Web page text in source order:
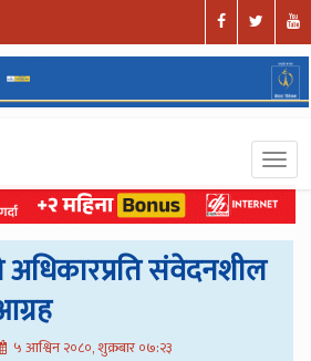
संवेदनशील
५ आश्विन २०८०, शुक्रबार ०७:२३